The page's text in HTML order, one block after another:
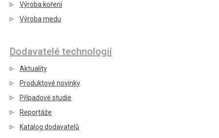
Výroba koření
Výroba medu
Dodavatelé technologií
Aktuality
Produktové novinky
Případové studie
Reportáže
Katalog dodavatelů